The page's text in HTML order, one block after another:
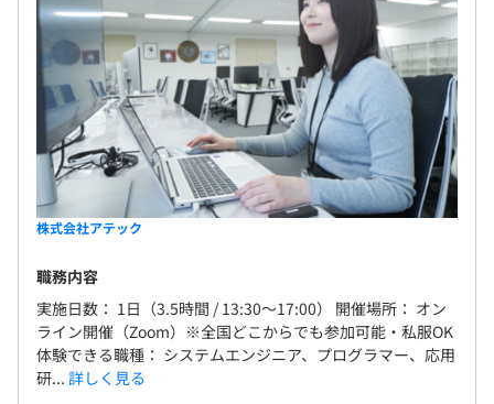
株式会社アテック
職務内容
実施日数： 1日（3.5時間 / 13:30～17:00） 開催場所： オン
ライン開催（Zoom）※全国どこからでも参加可能・私服OK
体験できる職種： システムエンジニア、プログラマー、応用
研... 詳しく見る